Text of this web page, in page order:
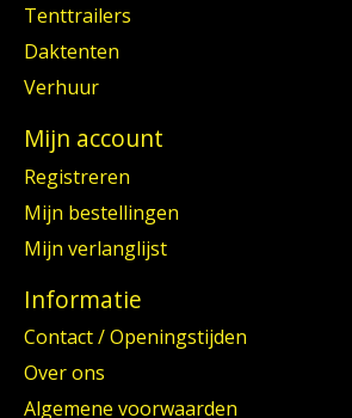
Tenttrailers
Daktenten
Verhuur
Mijn account
Registreren
Mijn bestellingen
Mijn verlanglijst
Informatie
Contact / Openingstijden
Over ons
Algemene voorwaarden